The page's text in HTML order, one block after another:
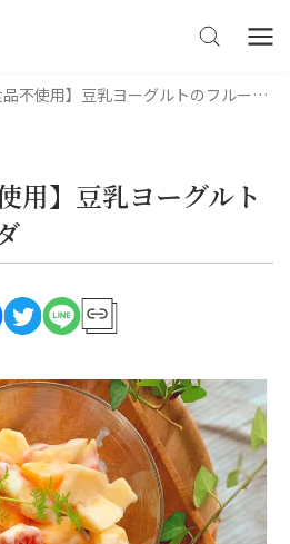
不使用】豆乳ヨーグルトのフルーツサラダ
用】豆乳ヨーグルト